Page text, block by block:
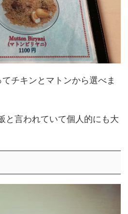
チキンとマトンから選べま
と言われていて個人的にも大